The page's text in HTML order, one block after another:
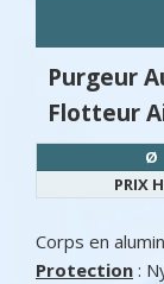
Purgeur
Flotteur
Ø
PRIX
Corps en
Protection :